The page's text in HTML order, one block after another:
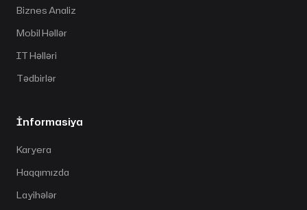
Biznes Analiz
Mobil Həllər
IT Həlləri
Tədbirlər
İnformasiya
Karyera
Haqqımızda
Layihələr